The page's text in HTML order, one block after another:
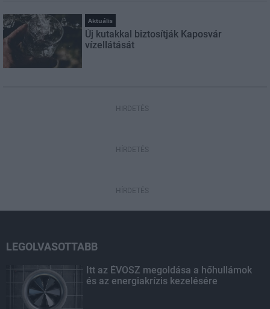
Aktuális
Új kutakkal biztosítják Kaposvár
vízellátását
HIRDETÉS
HÍRDETÉS
HÍRDETÉS
LEGOLVASOTTABB
Itt az ÉVOSZ megoldása a hőhullámok
és az energiakrízis kezelésére